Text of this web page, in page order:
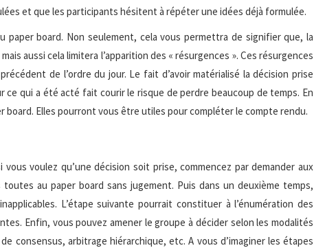
et que les participants hésitent à répéter une idées déjà formulée.
paper board. Non seulement, cela vous permettra de signifier que, la
aussi cela limitera l’apparition des « résurgences ». Ces résurgences
de l’ordre du jour. Le fait d’avoir matérialisé la décision prise
qui a été acté fait courir le risque de perdre beaucoup de temps. En
board. Elles pourront vous être utiles pour compléter le compte rendu.
voulez qu’une décision soit prise, commencez par demander aux
au paper board sans jugement. Puis dans un deuxième temps,
L’étape suivante pourrait constituer à l’énumération des
Enfin, vous pouvez amener le groupe à décider selon les modalités
consensus, arbitrage hiérarchique, etc. A vous d’imaginer les étapes